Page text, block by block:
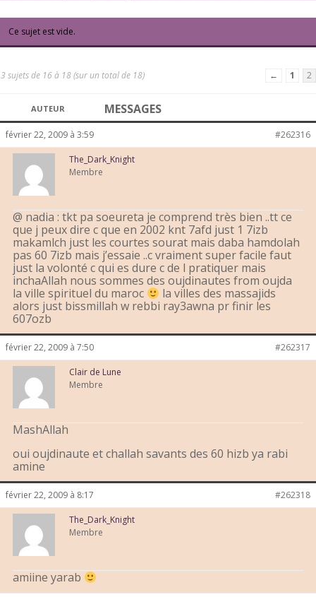
Ce sujet est vide.
3 sujets de 16 à 18 (sur un total de 18) ← 1 2
AUTEUR MESSAGES
février 22, 2009 à 3:59 #262316
The_Dark_Knight
Membre
@ nadia : tkt pa soeureta je comprend très bien ..tt ce
que j peux dire c que en 2002 knt 7afd just 1 7izb
makamlch just les courtes sourat mais daba hamdolah
pas 60 7izb mais j’essaie ..c vraiment super facile faut
just la volonté c qui es dure c de l pratiquer mais
inchaAllah nous sommes des oujdinautes from oujda
la ville spirituel du maroc
la villes des massajids
alors just bissmillah w rebbi ray3awna pr finir les
607ozb
février 22, 2009 à 7:50 #262317
Clair de Lune
Membre
MashAllah
oui oujdinaute et challah savants des 60 hizb ya rabi
amine
février 22, 2009 à 8:17 #262318
The_Dark_Knight
Membre
amiine yarab